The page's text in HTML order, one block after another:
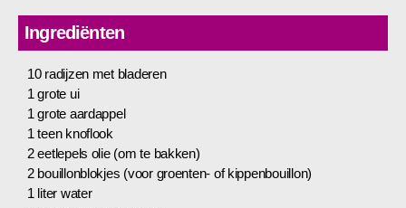
Ingrediënten
10 radijzen met bladeren
1 grote ui
1 grote aardappel
1 teen knoflook
2 eetlepels olie (om te bakken)
2 bouillonblokjes (voor groenten- of kippenbouillon)
1 liter water